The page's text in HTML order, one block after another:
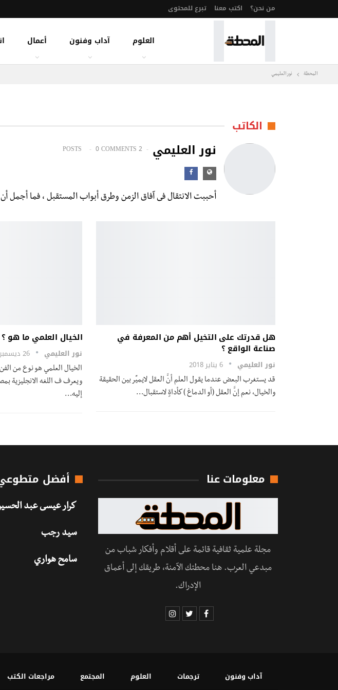
من نحن؟ اكتب معنا تبرع للمحتوى
العلوم آداب وفنون أعمال
المحطة نور العليمي
الكاتب
نور العليمي 2 POSTS
0 COMMENTS
أحببت الانتقال فى آفاق الزمن وطرق أبواب المستقبل ، فما أجمل
هل قدرتك على التخيل أهم من المعرفة في
صناعة الواقع ؟
نور العليمي 6 يناير 2018
قد يستغرب البعض عندما يقول العلم أنَّ العقل لايميِّر بين الحقيقة
والخيال، نعم إنَّ العقل (أو الدماغ ) كأداةٍ لاستقبال…
الخيال العلمي ما هو
نور العليمي 26 ديسمبر 2017
الخيال العلمي هو نوع من
إليه…
معلومات عنا
مجلة علمية ثقافية قائمة على أقلام وأفكار شباب من
مبدعي العرب. هنا محطتك الآمنة، طريقك إلى أعماق
الإدراك.
أفضل
كرار عيسى عبد
سيد رجب
سامح هواري
آداب وفنون ترجمات العلوم المجتمع مراجعات الكتب